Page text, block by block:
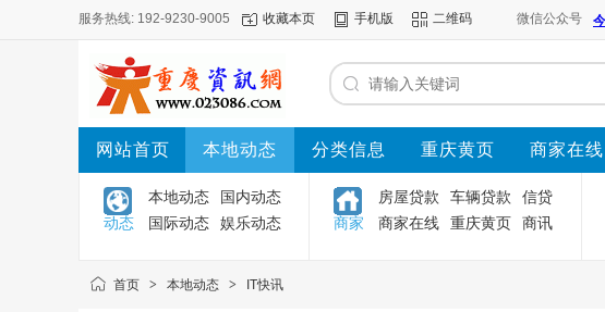
服务热线: 192-9230-9005 收藏本页 手机版 二维码 微信公众号
网站首页 本地动态 分类信息 重庆黄页 商家在线
动态
本地动态
国内动态
国际动态
娱乐动态 商家
房屋贷款 车辆贷款
信贷
商家在线
重庆黄页 商讯
首页 > 本地动态 > IT快讯